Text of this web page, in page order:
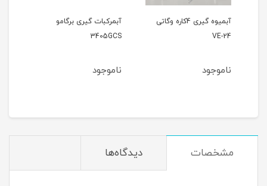
آبمیوه گیری 4کاره وگاتی
آبمرکبات گیری برگامو
اسموتی ساز شارژی (شیکر)
مشخصات دیدگاه‌ها